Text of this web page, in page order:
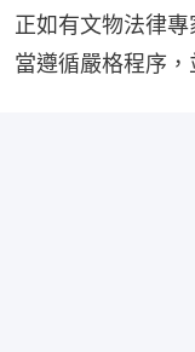
正如有文物法律
當遵循嚴格程序，